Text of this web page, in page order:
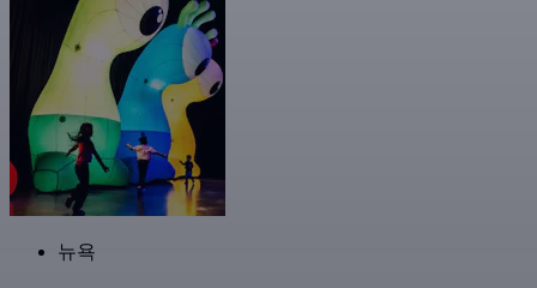
뉴욕